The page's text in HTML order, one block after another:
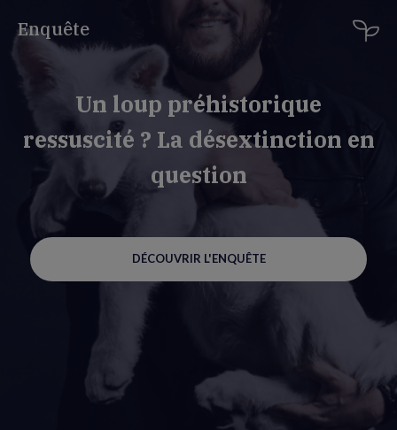
Enquête
Un loup préhistorique
ressuscité ? La désextinction en
question
DÉCOUVRIR L'ENQUÊTE